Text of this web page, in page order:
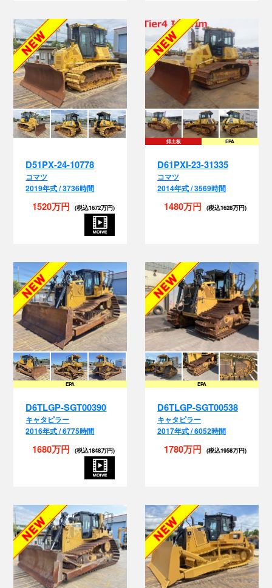
D51PX-24-10778
コマツ
2019年式 / 3736時間
1520万円 (税込1672万円)
排土板 EPA
D61PXI-23-31335
コマツ
2014年式 / 3569時間
1480万円 (税込1628万円)
EPA
D6TLGP-SGT00390
キャタピラー
2016年式 / 6775時間
1680万円 (税込1848万円)
EPA
D6TLGP-SGT00538
キャタピラー
2017年式 / 6052時間
1780万円 (税込1958万円)